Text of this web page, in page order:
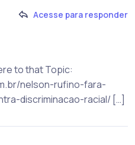
Acesse para responder
to that Topic:
nelson-rufino-fara-
discriminacao-racial/ […]